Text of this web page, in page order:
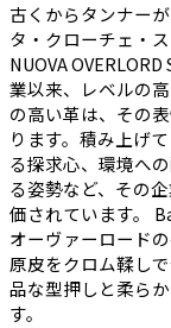
古くからタンナー
タ・クローチェ・
NUOVA
業以来、レベルの
の高い革は、その
ります。積み上げ
る探求心、環境へ
る姿勢など、その
価されています。
オーヴァーロード
原皮をクロム鞣し
品な型押しと柔ら
す。